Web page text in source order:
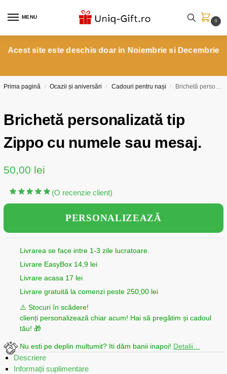
MENU
0
Acest site este deschis doar in Noiembrie si Decembrie
Prima pagină / Ocazii și aniversări / Cadouri pentru nași / Brichetă personalizată tip Zippo cu numele sau mesaj.
Brichetă personalizată tip
Zippo cu numele sau mesaj.
50,00 lei
(O recenzie client)
PERSONALIZEAZĂ
Livrarea se face intre 1-3 zile lucratoare.
Livrare EasyBox 14,9 lei
Livrare acasa 17 lei
Livrare gratuită la comenzi peste 250,00 lei
⚠️ Stocuri în scădere!
clienți personalizează chiar acum! Hai să pregătim și cadoul
tău! 🎁
Nu esti pe deplin multumit? Iti dăm banii inapoi! Detalii…
Descriere
Informații suplimentare